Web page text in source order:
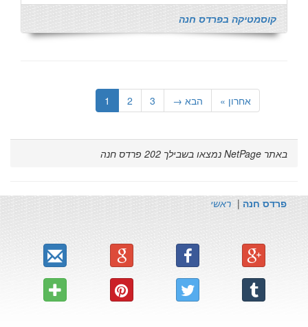
קוסמטיקה בפרדס חנה
1 2 3 הבא → אחרון »
באתר NetPage נמצאו בשבילך 202 פרדס חנה
פרדס חנה| ראשי